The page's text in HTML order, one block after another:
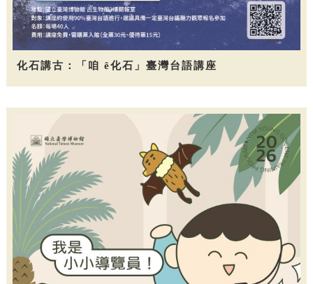
化石講古：「咱 ê化石」臺灣台語講座